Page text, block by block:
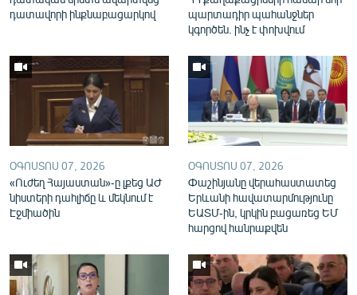
English
ՀԵՏԵՎԵՔ ՄԵԶ
«Ազատության» բոլոր կայքերը
դատավորի ինքնաբացարկով
պարտադիր պահանջներ
կգործեն. ինչ է փոխվում
ՕԳՈՍՏՈՍ 07, 2026
«Ուժեղ Հայաստան»-ը լքեց ԱԺ
նիստերի դահլիճը և մեկնում է
Էջմիածին
ՕԳՈՍՏՈՍ 07, 2026
Փաշինյանը վերահաստատեց
Երևանի հավատարմությունը
ԵԱՏՄ-ին, կրկին բացառեց ԵՄ
հարցով հանրաքվեն